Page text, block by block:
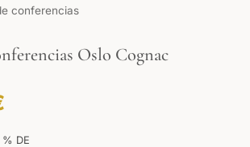
conferencias
Oslo Cognac
DE